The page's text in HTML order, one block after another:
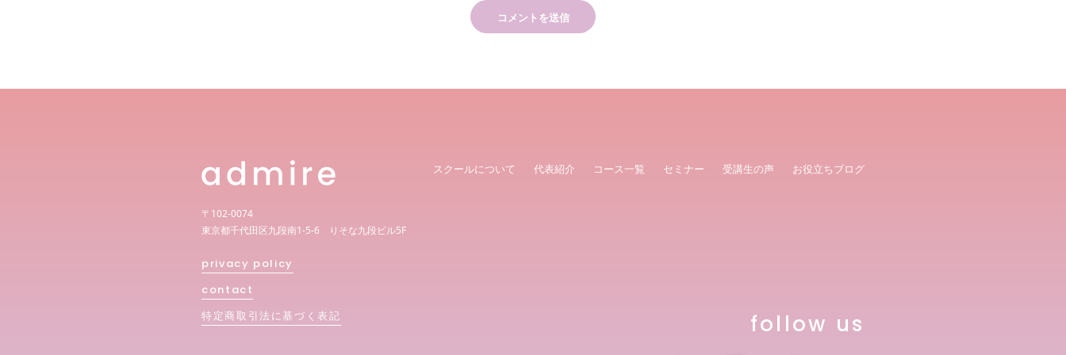
スクールについて 代表紹介 コース一覧 セミナー 受講生の声 お役立ちブログ
〒102-0074
東京都千代田区九段南1-5-6 りそな九段ビル5F
privacy policy
contact
特定商取引法に基づく表記
follow us